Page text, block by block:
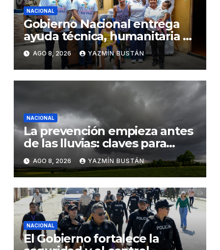
NACIONAL
Gobierno Nacional entrega
ayuda técnica, humanitaria y
Bono Joaquín Gallegos Lara a
familia en situación de
vulnerabilidad
AGO 8, 2026 YAZMÍN BUSTÁN
NACIONAL
La prevención empieza antes
de las lluvias: claves para
proteger los cultivos frente a
El Niño
AGO 8, 2026 YAZMÍN BUSTÁN
NACIONAL
El Gobierno fortalece la